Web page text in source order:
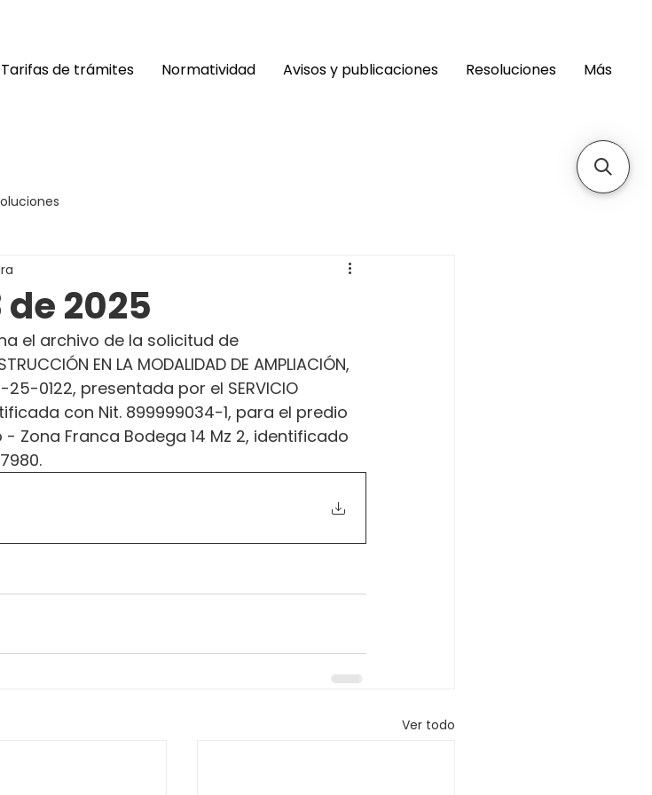
Tarifas de trámites Normatividad Avisos y publicaciones Resoluciones Más
2025
el archivo de la solicitud de
EN LA MODALIDAD DE AMPLIACIÓN,
0122, presentada por el SERVICIO
con Nit. 899999034-1, para el predio
Zona Franca Bodega 14 Mz 2, identificado
Ver todo